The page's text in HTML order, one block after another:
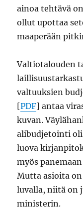
ainoa tehtävä
ollut upottaa
maaperään
Valtiotalouden
valtuuksien
[PDF] antaa
kuvan.
alibudjetointi
luova
myös
Mutta asioita
luvalla, niitä on
ministerin.